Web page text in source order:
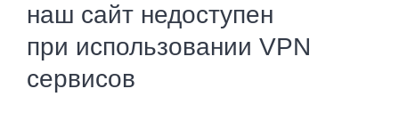
наш сайт недоступен
при использовании VPN
сервисов